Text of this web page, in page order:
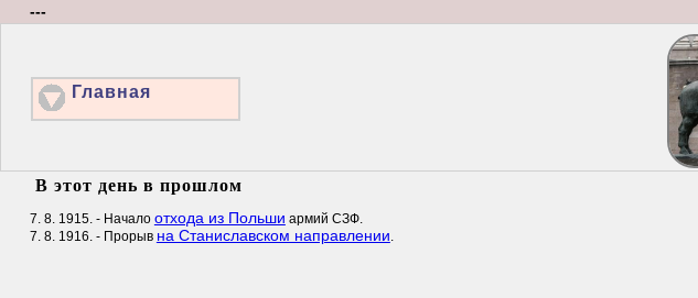
---
Главная
В этот день в прошлом
7. 8. 1915. - Начало отхода из Польши армий СЗФ.
7. 8. 1916. - Прорыв на Станиславском направлении.